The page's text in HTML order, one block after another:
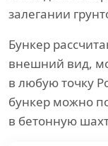
залегании
Бункер
внешний вид,
в любую точку
бункер можно
в бетонную